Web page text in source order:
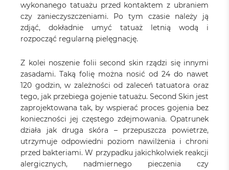
wykonanego tatuażu przed kontaktem z ubraniem
czy zanieczyszczeniami. Po tym czasie należy ją
zdjąć, dokładnie umyć tatuaż letnią wodą i
rozpocząć regularną pielęgnację.
Z kolei noszenie folii second skin rządzi się innymi
zasadami. Taką folię można nosić od 24 do nawet
120 godzin, w zależności od zaleceń tatuatora oraz
tego, jak przebiega gojenie tatuażu. Second Skin jest
zaprojektowana tak, by wspierać proces gojenia bez
konieczności jej częstego zdejmowania. Opatrunek
działa jak druga skóra – przepuszcza powietrze,
utrzymuje odpowiedni poziom nawilżenia i chroni
przed bakteriami. W przypadku jakichkolwiek reakcji
alergicznych, nadmiernego pieczenia czy